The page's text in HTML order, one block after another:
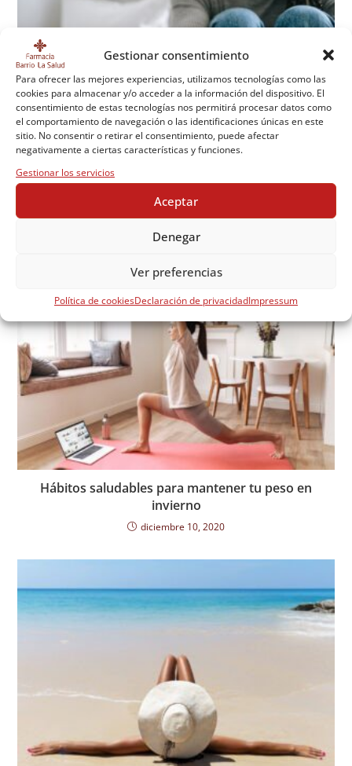
Gestionar consentimiento
Para ofrecer las mejores experiencias, utilizamos tecnologías como las
cookies para almacenar y/o acceder a la información del dispositivo. El
consentimiento de estas tecnologías nos permitirá procesar datos como
el comportamiento de navegación o las identificaciones únicas en este
sitio. No consentir o retirar el consentimiento, puede afectar
negativamente a ciertas características y funciones.
Gestionar los servicios
Aceptar
Denegar
Ver preferencias
Política de cookiesDeclaración de privacidadImpressum
Problemas digestivos durante los viajes. Consejos
mayo 2, 2022
Hábitos saludables para mantener tu peso en
invierno
diciembre 10, 2020